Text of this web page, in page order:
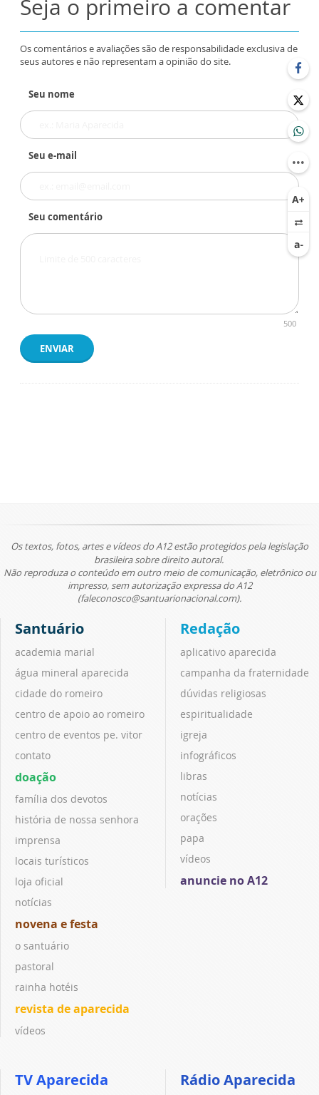
Seja o primeiro a comentar
Os comentários e avaliações são de responsabilidade exclusiva de
seus autores e não representam a opinião do site.
Seu nome
Seu e-mail
Seu comentário
500
ENVIAR
Os textos, fotos, artes e vídeos do A12 estão protegidos pela legislação
brasileira sobre direito autoral.
Não reproduza o conteúdo em outro meio de comunicação, eletrônico ou
impresso, sem autorização expressa do A12
(faleconosco@santuarionacional.com).
Santuário
academia marial
água mineral aparecida
cidade do romeiro
centro de apoio ao romeiro
centro de eventos pe. vitor
contato
doação
família dos devotos
história de nossa senhora
imprensa
locais turísticos
loja oficial
notícias
novena e festa
o santuário
pastoral
rainha hotéis
revista de aparecida
vídeos
Redação
aplicativo aparecida
campanha da fraternidade
dúvidas religiosas
espiritualidade
igreja
infográficos
libras
notícias
orações
papa
vídeos
anuncie no A12
TV Aparecida Rádio Aparecida